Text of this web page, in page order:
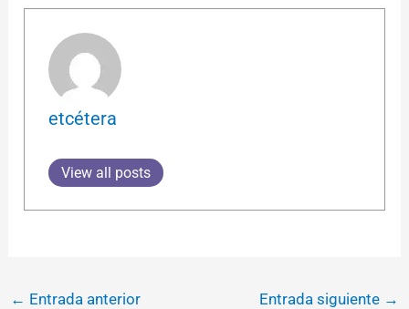
etcétera
View all posts
← Entrada anterior Entrada siguiente →